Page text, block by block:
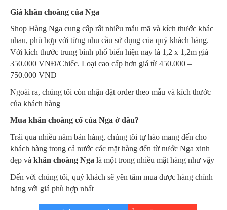
Giá khăn choàng của Nga
Shop Hàng Nga cung cấp rất nhiều mẫu mã và kích thước khác
nhau, phù hợp với từng nhu cầu sử dụng của quý khách hàng.
Với kích thước trung bình phổ biến hiện nay là 1,2 x 1,2m giá
350.000 VNĐ/Chiếc. Loại cao cấp hơn giá từ 450.000 –
750.000 VNĐ
Ngoài ra, chúng tôi còn nhận đặt order theo mẫu và kích thước
của khách hàng
Mua khăn choàng cổ của Nga ở đâu?
Trải qua nhiều năm bán hàng, chúng tôi tự hào mang đến cho
khách hàng trong cả nước các mặt hàng đến từ nước Nga xinh
đẹp và khăn choàng Nga là một trong nhiều mặt hàng như vậy
Đến với chúng tôi, quý khách sẽ yên tâm mua được hàng chính
hãng với giá phù hợp nhất